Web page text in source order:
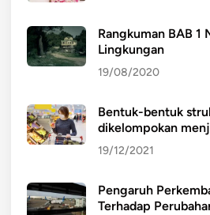
Rangkuman BAB 1
Lingkungan
19/08/2020
Bentuk-bentuk
dikelompokan
19/12/2021
Pengaruh
Terhadap